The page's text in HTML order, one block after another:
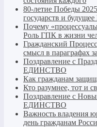
80-летие Победы
государств и будущее
Почему
Роль ГПК в жизни
Гражданский
смысл в параграфах
Поздравление с
ЕДИНСТВО
Как гражданам
Кто разумнее, тот и
Поздравление с
ЕДИНСТВО
Важность владения
день гражданам